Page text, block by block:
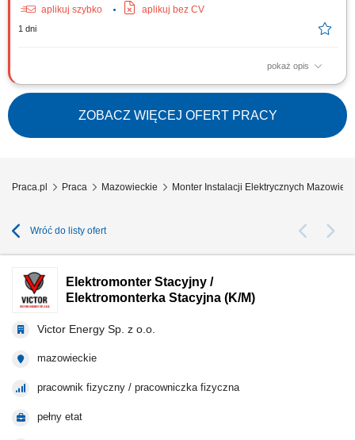
aplikuj szybko
aplikuj bez CV
1 dni
pokaż opis
Zakres obowiązków: Realizacja prac montażowych oraz serwisowych
przy instalacjach elektrycznych na projektach przemysłowych w Europie.
Wykonywanie prac zgodnie z obowiązującymi standardami i
wymaganiami technicznymi. Współpraca z zespołem oraz dbałość o
bezpieczeństwo podczas realizacji zadań.
ZOBACZ WIĘCEJ OFERT PRACY
Praca.pl Praca Mazowieckie Monter Instalacji Elektrycznych
Wróć do listy ofert
Elektromonter Stacyjny /
Elektromonterka Stacyjna (K/M)
Victor Energy Sp. z o.o.
mazowieckie
pracownik fizyczny / pracowniczka fizyczna
pełny etat